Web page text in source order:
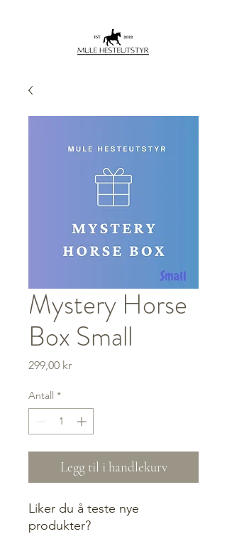
Mystery Horse
Box Small
299,00 krPris
Antall *
Legg til i handlekurv
Liker du å teste nye
produkter?